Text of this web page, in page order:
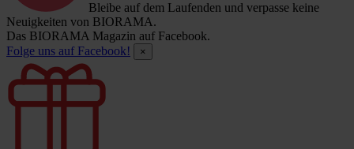
Bleibe auf dem Laufenden und verpasse keine
Neuigkeiten von BIORAMA.
Das BIORAMA Magazin auf Facebook.
Folge uns auf Facebook!
×